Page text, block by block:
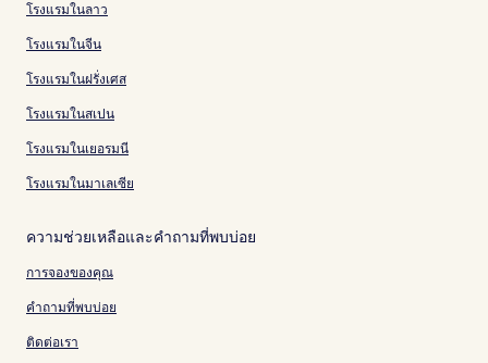
โรงแรมในลาว
โรงแรมในจีน
โรงแรมในฝรั่งเศส
โรงแรมในสเปน
โรงแรมในเยอรมนี
โรงแรมในมาเลเซีย
ความช่วยเหลือและคำถามที่พบบ่อย
การจองของคุณ
คำถามที่พบบ่อย
ติดต่อเรา